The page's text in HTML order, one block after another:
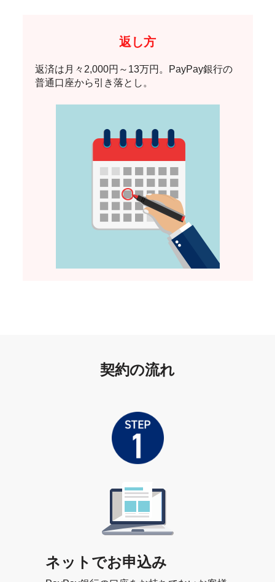
返し方
返済は月々2,000円～13万円。
PayPay銀行の
普通口座から引き落とし。
契約の流れ
ネットでお申込み